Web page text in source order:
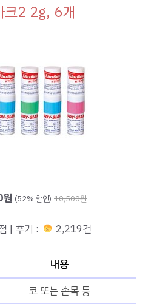
크2 2g, 6개
(52% 할인) 10,500원
| 후기 : 2,219건
내용
코 또는 손목 등